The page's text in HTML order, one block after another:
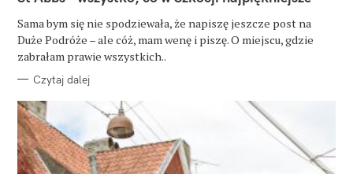
O
R
I
Sama bym się nie spodziewała, że napiszę jeszcze post na
Duże Podróże – ale cóż, mam wenę i piszę. O miejscu, gdzie
zabrałam prawie wszystkich..
Czytaj dalej